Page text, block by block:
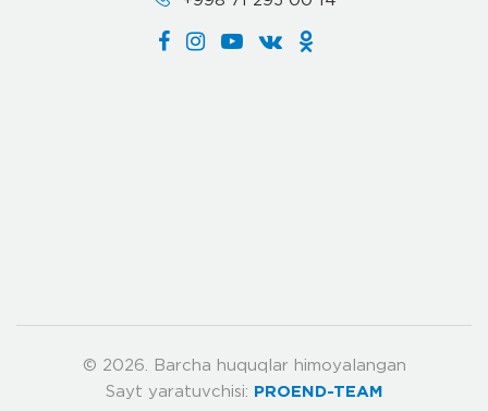
© 2026. Barcha huquqlar himoyalangan
Sayt yaratuvchisi:
PROEND-TEAM